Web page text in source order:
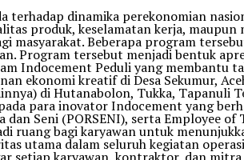
dinamika perekonomian
produk, keselamatan kerja,
Beberapa program
Program tersebut menjadi bentuk
Indocement Peduli yang membantu
ekonomi kreatif di Desa Sekumur,
di Hutanabolon, Tukka, Tapanuli
para inovator Indocement yang
Seni (PORSENI), serta Employee
ruang bagi karyawan untuk
utama dalam seluruh kegiatan